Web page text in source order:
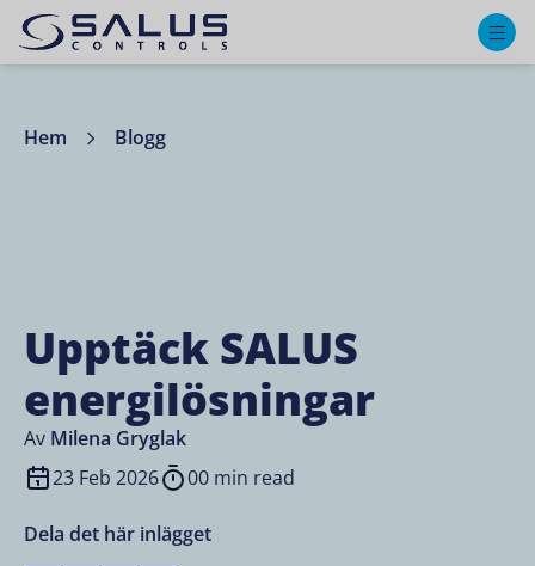
Hem Blogg
Upptäck SALUS
energilösningar
Av Milena Gryglak
23 Feb 2026
00 min read
Dela det här inlägget